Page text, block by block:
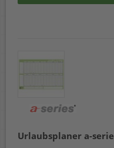
Urlaubsplaner a-